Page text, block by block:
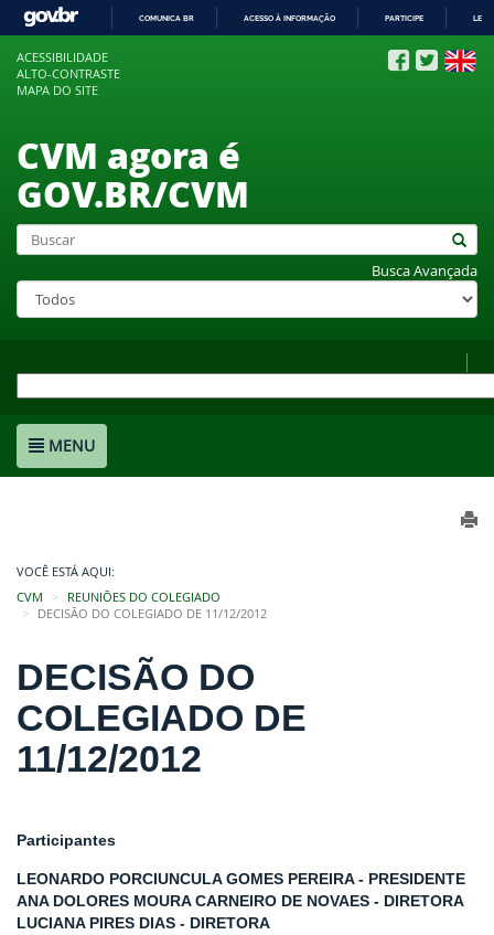
COMUNICA BR ACESSO À INFORMAÇÃO PARTICIPE
ACESSIBILIDADE
ALTO-CONTRASTE
MAPA DO SITE
CVM agora é
GOV.BR/CVM
Busca Avançada
MENU
VOCÊ ESTÁ AQUI:
CVM
REUNIÕES DO COLEGIADO
DECISÃO DO COLEGIADO DE 11/12/2012
DECISÃO DO
COLEGIADO DE
11/12/2012
Participantes
LEONARDO PORCIUNCULA GOMES PEREIRA - PRESIDENTE
ANA DOLORES MOURA CARNEIRO DE NOVAES - DIRETORA
LUCIANA PIRES DIAS - DIRETORA